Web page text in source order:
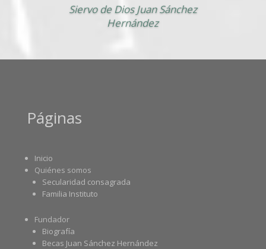
Siervo de Dios Juan Sánchez
Hernández
Páginas
Inicio
Quiénes somos
Secularidad consagrada
Familia Instituto
Fundador
Biografía
Becas Juan Sánchez Hernández